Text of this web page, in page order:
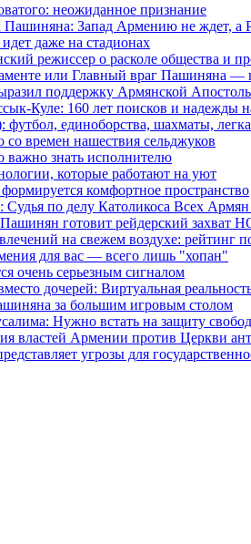
неожиданное признание
Запад Армению не ждет, а
даже на стадионах
режиссер о расколе общества и
или Главный враг Пашиняна —
поддержку Армянской
Куле: 160 лет поисков и надежды
футбол, единоборства, шахматы,
времен нашествия сельджуков
важно знать исполнителю
которые работают на уют
комфортное пространство
по делу Католикоса Всех Армян
готовит рейдерский захват
на свежем воздухе: рейтинг
для вас — всего лишь "хопан"
очень серьезным сигналом
дочерей: Виртуальная
за большим игровым столом
Нужно встать на защиту
властей Армении против Церкви
угрозы для